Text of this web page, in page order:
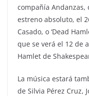
compañía Andanzas,
estreno absoluto, el
Casado, o ‘Dead
que se verá el 12 de
Hamlet de
La música estará
de Silvia Pérez Cruz,